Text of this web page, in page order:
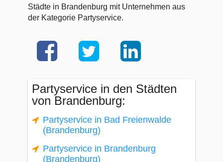
Städte in Brandenburg mit Unternehmen aus
der Kategorie Partyservice.
Partyservice in den Städten
von Brandenburg:
Partyservice in Bad Freienwalde
(Brandenburg)
Partyservice in Brandenburg
(Brandenburg)